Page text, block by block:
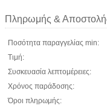
Πληρωμής &
Ποσότητα παραγγελίας min:
Τιμή:
Συσκευασία λεπτομέρειες:
Χρόνος παράδοσης:
Όροι πληρωμής: